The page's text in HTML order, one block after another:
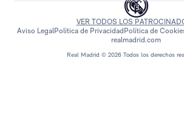
Real Madrid © 2026 Todos los derechos
VER TODOS LOS
Aviso LegalPolítica de Privacidad Política de
realmadrid.com